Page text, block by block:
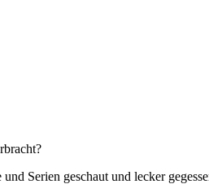
Serien geschaut und lecker